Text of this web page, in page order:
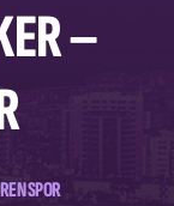
–
SPOR